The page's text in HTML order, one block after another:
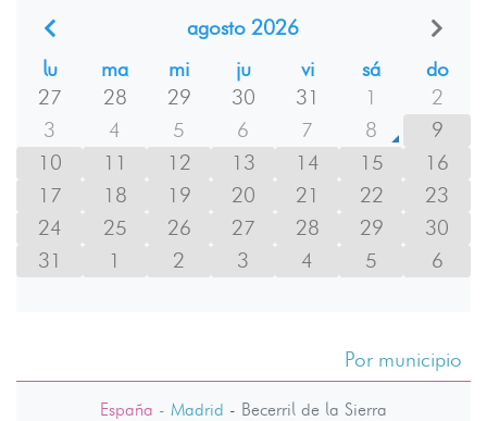
agosto 2026
lu
ma mi ju vi sá
do
27
28 29 30 31 1
2
3
4 5 6 7 8
9
10
11 12 13 14 15
16
17
18 19 20 21 22
23
24
25 26 27 28 29
30
31
1 2 3 4 5 6
Por municipio
España - Madrid - Becerril de la Sierra